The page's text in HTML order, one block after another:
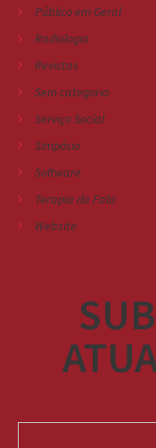
Público em Geral
Radiologia
Revistas
Sem categoria
Serviço Social
Simpósio
Software
Terapia da Fala
Website